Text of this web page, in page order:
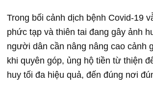
Trong bối cảnh dịch bệnh Covid-19
phức tạp và thiên tai đang gây ảnh
người dân cần nâng nâng cao cảnh
khi quyên góp, ủng hộ tiền từ thiện
huy tối đa hiệu quả, đến đúng nơi